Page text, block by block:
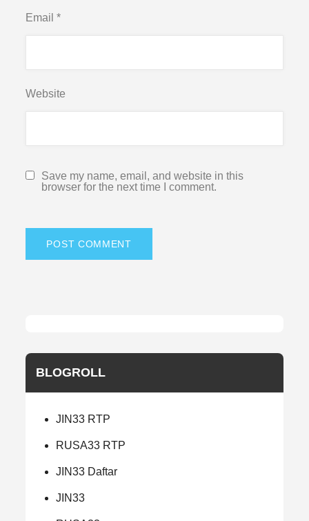
Email*
Website
Save my name, email, and website in this
browser for the next time I comment.
BLOGROLL
JIN33 RTP
RUSA33 RTP
JIN33 Daftar
JIN33